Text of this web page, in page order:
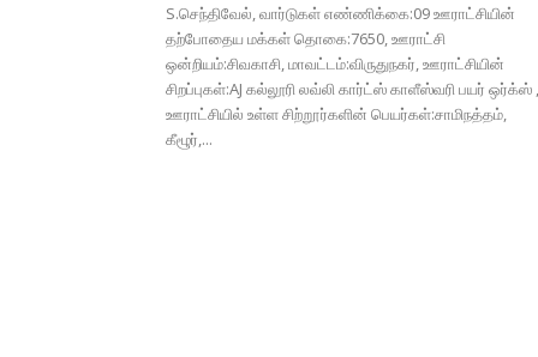
S.செந்திவேல், வார்டுகள் எண்ணிக்கை:09 ஊராட்சியின்
தற்போதைய மக்கள் தொகை:7650, ஊராட்சி
ஒன்றியம்:சிவகாசி, மாவட்டம்:விருதுநகர், ஊராட்சியின்
சிறப்புகள்:AJ கல்லூரி லவ்லி கார்ட்ஸ் காளீஸ்வரி பயர் ஒர்க்ஸ் ,
ஊராட்சியில் உள்ள சிற்றூர்களின் பெயர்கள்:சாமிநத்தம்,
கீழூர்,...